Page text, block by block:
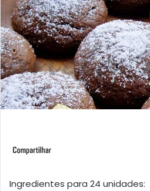
Ingredientes para 24 unidades: